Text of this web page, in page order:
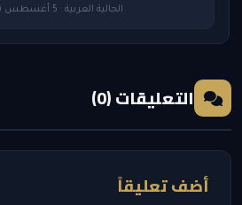
الجالية العربية · 5 أغسطس 2026 — 1:50 PM
التعليقات (0)
أضف تعليقاً